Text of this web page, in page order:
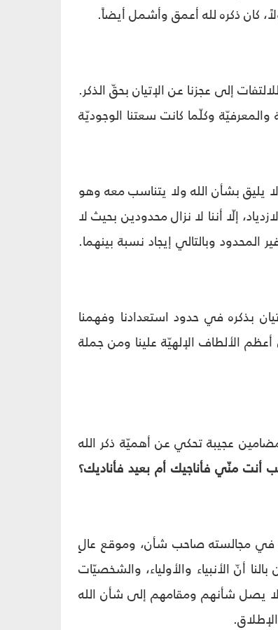
كان ذكره لله أعمق وأشمل أيضاً.
إلى عجزنا عن الإتيان بحقّ الذكر.
وكلّما كانت سعتنا الوجوديّة
يليق بشأن الله ولا يتناسب معه وهو
إلّا أننا لا نزال محدودين بحيث لا
المحدود وبالتالي إيجاد نسبة بينهما.
بذكره في حدود استعدادنا وفهمنا
الألطاف الإلهيّة علينا ومن جملة
عجيبة تحكي عن أهميّة ذكر الله
أنت منّي فأناجيك أم بعيد فأناديك؟
في مجالسته صاحب شأن، وموقع عالٍ
أنّ الأنبياء والأولياء، والشخصيّات
لا يصل شأنهم ومقامهم إلى شأن الله